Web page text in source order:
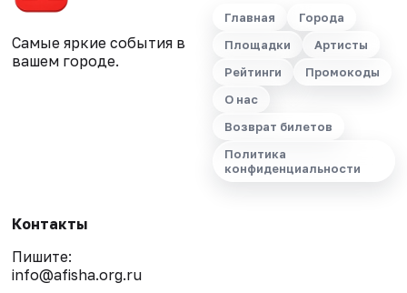
Самые яркие события в
вашем городе.
Главная
Города
Площадки
Артисты
Рейтинги
Промокоды
О нас
Возврат билетов
Политика
конфиденциальности
Контакты
Пишите:
info@afisha.org.ru